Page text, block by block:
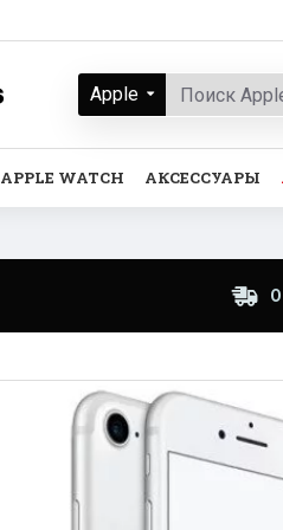
Apple
APPLE WATCH АКСЕССУАРЫ